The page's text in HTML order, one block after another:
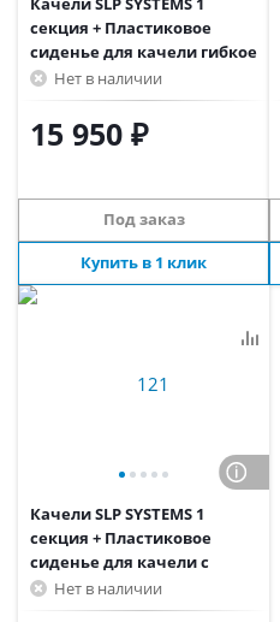
секция + Пластиковое
сиденье для качели гибкое
желтое
Нет в наличии
15 950 ₽
Под заказ
Купить в 1 клик
Качели SLP SYSTEMS 1
секция + Пластиковое
сиденье для качели с
фиксацией зеленое
Нет в наличии